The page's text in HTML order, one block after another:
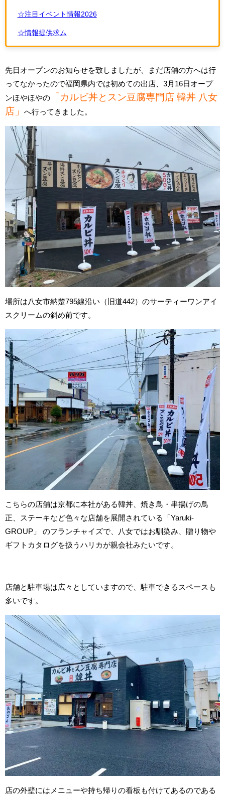
☆注目イベント情報2026
☆情報提供求ム
先日オープンのお知らせを致しましたが、まだ店舗の方へは行
ってなかったので福岡県内では初めての出店、3月16日オープ
ンほやほやの
「カルビ丼とスン豆腐専門店 韓丼 八女
店」
へ行ってきました。
場所は八女市納楚795線沿い（旧道442）のサーティーワンアイ
スクリームの斜め前です。
こちらの店舗は京都に本社がある韓丼、焼き鳥・串揚げの鳥
正、ステーキなど色々な店舗を展開されている「Yaruki-
GROUP」 のフランチャイズで、八女ではお馴染み、贈り物や
ギフトカタログを扱うハリカが親会社みたいです。
店舗と駐車場は広々としていますので、駐車できるスペースも
多いです。
店の外壁にはメニューや持ち帰りの看板も付けてあるのである